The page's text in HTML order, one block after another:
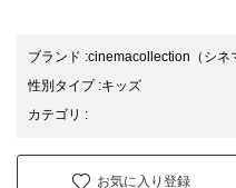
ブランド :cinemacollection （シ
性別タイプ:キッズ
カテゴリ :
お気に入り登録